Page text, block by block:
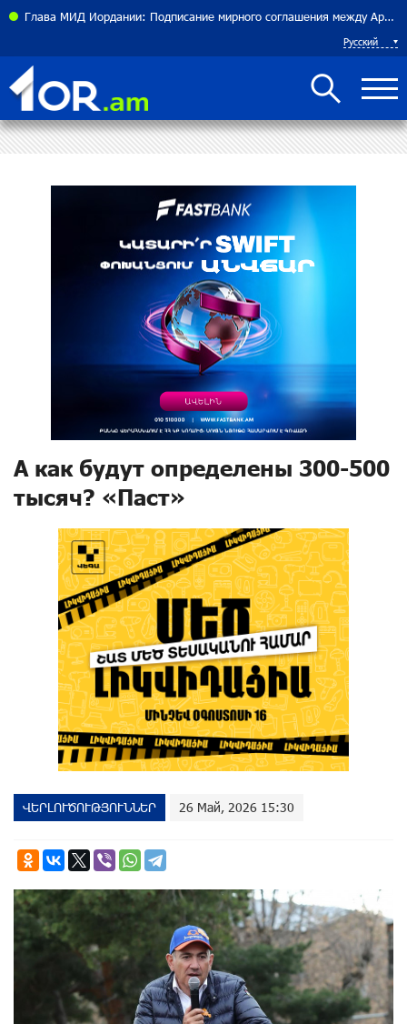
Глава МИД Иордании: Подписание мирного соглашения между Арменией и Азербайджаном близко
Русский
А как будут определены 300-500
тысяч? «Паст»
ՎԵՐԼՈՒԾՈՒԹՅՈՒՆՆԵՐ 26 Май, 2026 15:30